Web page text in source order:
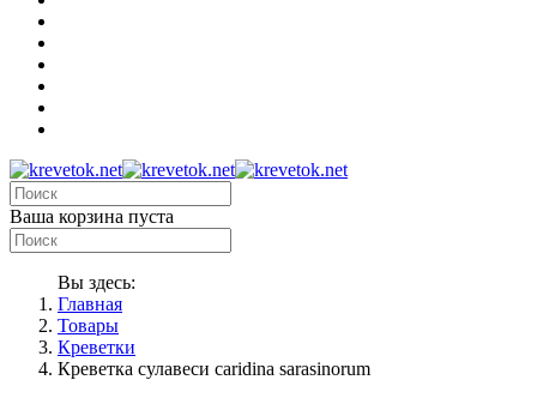
Ваша корзина пуста
Вы здесь:
Главная
Товары
Креветки
Креветка сулавеси caridina sarasinorum